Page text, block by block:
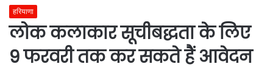
हरियाणा
लोक कलाकार सूचीबद्धता के लिए
9 फरवरी तक कर सकते हैं आवेदन